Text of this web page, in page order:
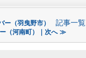
（羽曳野市） 記事一覧
（河南町）｜次へ ≫